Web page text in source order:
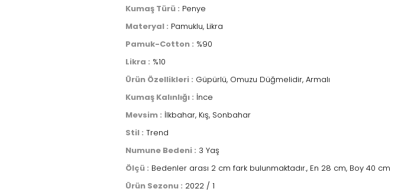
Kumaş Türü : Penye
Materyal : Pamuklu, Likra
Pamuk-Cotton : %90
Likra : %10
Ürün Özellikleri : Güpürlü, Omuzu Düğmelidir, Armalı
Kumaş Kalınlığı : İnce
Mevsim : İlkbahar, Kış, Sonbahar
Stil : Trend
Numune Bedeni : 3 Yaş
Ölçü : Bedenler arası 2 cm fark bulunmaktadır., En 28 cm, Boy 40 cm
Ürün Sezonu : 2022 / 1